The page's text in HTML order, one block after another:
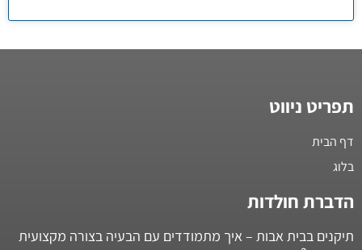
תפריט ניווט
דף הבית
בלוג
הדברת חולדות
תיקנים בבית אבות – איך מתמודדים עם הבעיה בצורה מקצועית